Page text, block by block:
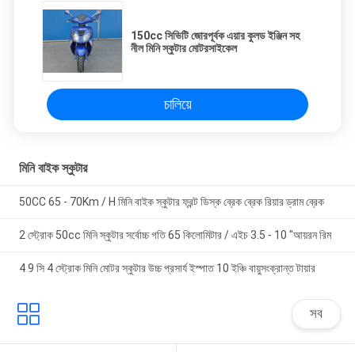
150cc সিভিটি জোরপূর্বক এয়ার কুলড ইঞ্জিন সহ
নীল মিনি স্কুটার মোটরসাইকেল
চালিয়ে
মিনি বাইক স্কুটার
50CC 65 - 70Km / H মিনি বাইক স্কুটার ফ্রন্ট ডিস্ক ব্রেক ব্রেক রিয়ার ড্রাম ব্রেক
2 স্ট্রোক 50cc মিনি স্কুটার সর্বোচ্চ গতি 65 কিলোমিটার / এইচ 3.5 - 10 "আয়রন রিম
4 9 সি 4 স্ট্রোক মিনি মোটর স্কুটার উচ্চ প্রসার্য ইস্পাত 10 ইঞ্চি বায়ুসংক্রান্ত টায়ার
সব